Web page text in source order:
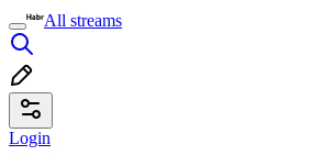
All streams
Login